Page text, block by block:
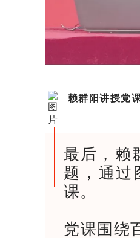
赖群阳讲授党
最后，赖
题，通过
课。
党课围绕